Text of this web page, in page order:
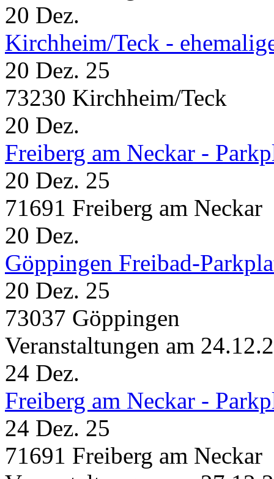
20 Dez.
Kirchheim/Teck -
20 Dez. 25
73230 Kirchheim/Teck
20 Dez.
Freiberg am Neckar -
20 Dez. 25
71691 Freiberg am Neckar
20 Dez.
Göppingen Freibad-
20 Dez. 25
73037 Göppingen
Veranstaltungen am
24 Dez.
Freiberg am Neckar -
24 Dez. 25
71691 Freiberg am Neckar